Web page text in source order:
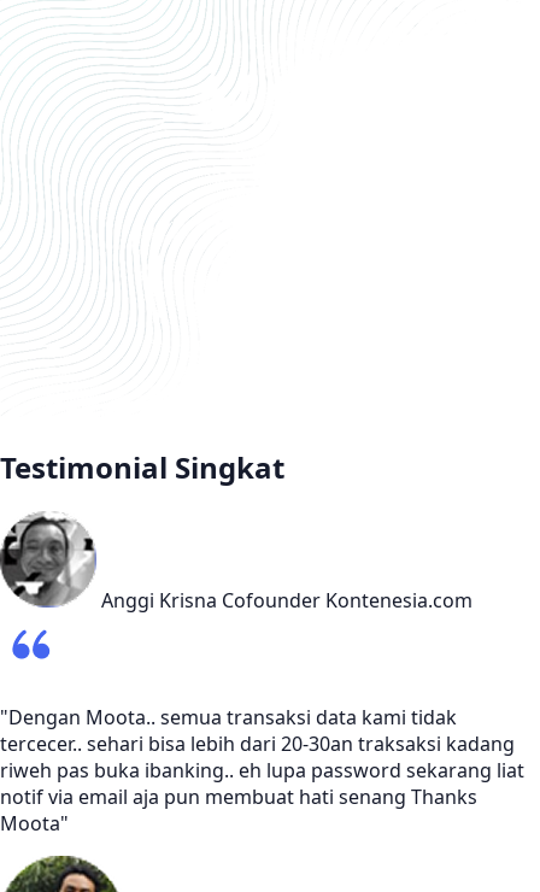
Testimonial Singkat
Anggi Krisna Cofounder Kontenesia.com
"Dengan Moota.. semua transaksi data kami tidak
tercecer.. sehari bisa lebih dari 20-30an traksaksi kadang
riweh pas buka ibanking.. eh lupa password sekarang liat
notif via email aja pun membuat hati senang Thanks
Moota"